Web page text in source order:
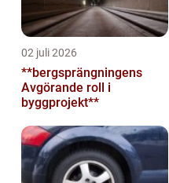
02 juli 2026
**bergsprängningens
Avgörande roll i
byggprojekt**